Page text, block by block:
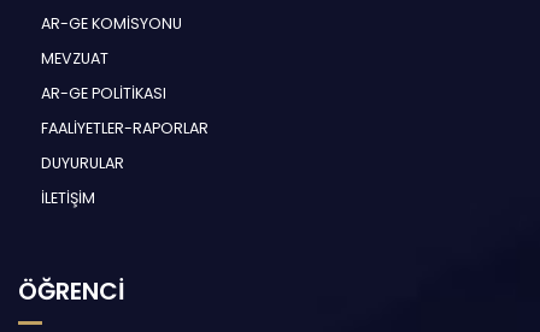
AR-GE KOMİSYONU
MEVZUAT
AR-GE POLİTİKASI
FAALİYETLER-RAPORLAR
DUYURULAR
İLETİŞİM
ÖĞRENCİ